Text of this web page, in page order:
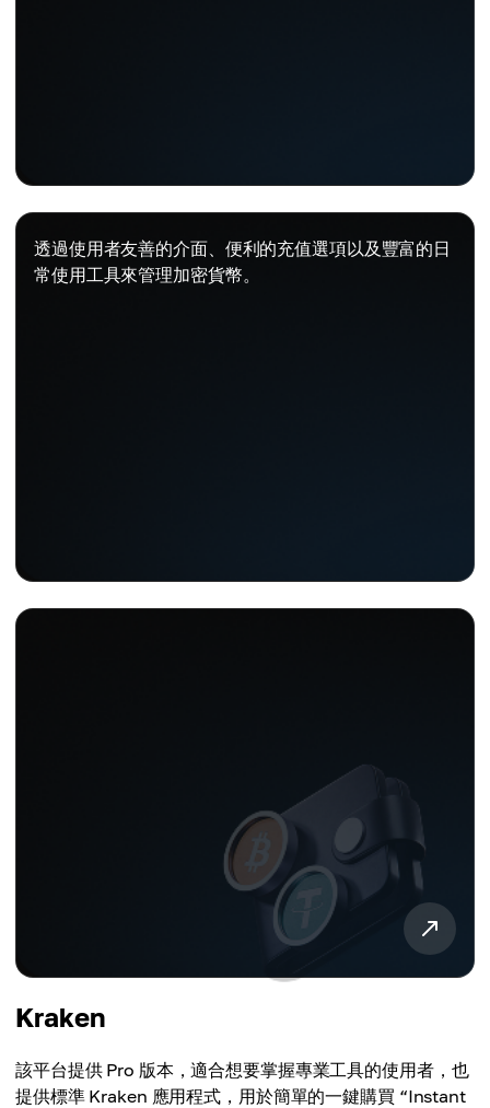
透過使用者友善的介面、便利的充值選項以及豐富的日
常使用工具來管理加密貨幣。
Kraken
該平台提供 Pro 版本，適合想要掌握專業工具的使用者，也
提供標準 Kraken 應用程式，用於簡單的一鍵購買 “Instant